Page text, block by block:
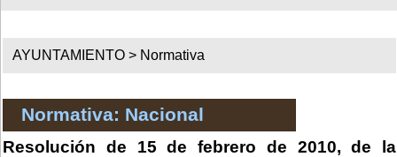
AYUNTAMIENTO > Normativa
Normativa: Nacional
Resolución de 15 de febrero de 2010, de la